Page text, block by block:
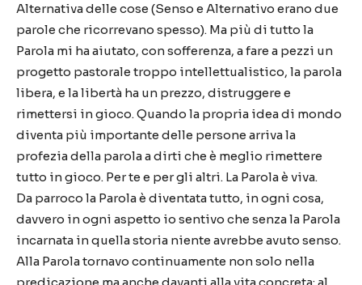
Alternativa delle cose (Senso e Alternativo erano due
parole che ricorrevano spesso). Ma più di tutto la
Parola mi ha aiutato, con sofferenza, a fare a pezzi un
progetto pastorale troppo intellettualistico, la parola
libera, e la libertà ha un prezzo, distruggere e
rimettersi in gioco. Quando la propria idea di mondo
diventa più importante delle persone arriva la
profezia della parola a dirti che è meglio rimettere
tutto in gioco. Per te e per gli altri. La Parola è viva.
Da parroco la Parola è diventata tutto, in ogni cosa,
davvero in ogni aspetto io sentivo che senza la Parola
incarnata in quella storia niente avrebbe avuto senso.
Alla Parola tornavo continuamente non solo nella